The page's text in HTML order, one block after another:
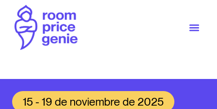
15 - 19 de noviembre de 2025